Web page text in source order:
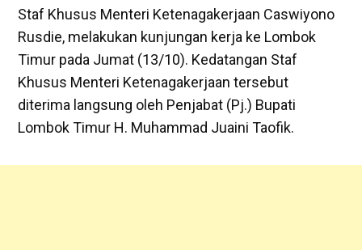
Staf Khusus Menteri Ketenagakerjaan Caswiyono
Rusdie, melakukan kunjungan kerja ke Lombok
Timur pada Jumat (13/10). Kedatangan Staf
Khusus Menteri Ketenagakerjaan tersebut
diterima langsung oleh Penjabat (Pj.) Bupati
Lombok Timur H. Muhammad Juaini Taofik.